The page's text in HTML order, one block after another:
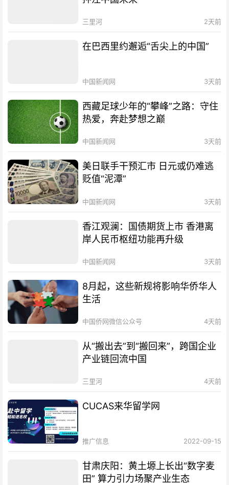
三里河 2天前
在巴西里约邂逅“舌尖上的中国”
中国新闻网 3天前
西藏足球少年的“攀峰”之路：守住
热爱，奔赴梦想之巅
中国新闻网 3天前
美日联手干预汇市 日元或仍难逃
贬值“泥潭”
中国新闻网 3天前
香江观澜：国债期货上市 香港离
岸人民币枢纽功能再升级
中国新闻网 3天前
8月起，这些新规将影响华侨华人
生活
中国侨网微信公众号 4天前
从“搬出去”到“搬回来”，跨国企业
产业链回流中国
三里河 4天前
CUCAS来华留学网
推广信息 2022-09-15
甘肃庆阳：黄土塬上长出“数字麦
田” 算力引力场聚产业生态